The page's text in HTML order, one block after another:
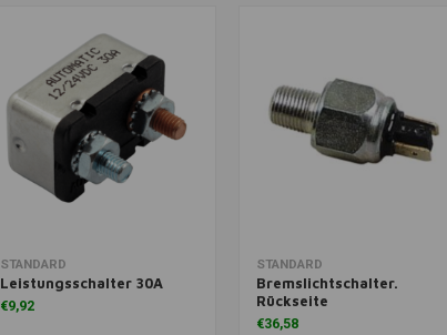
Zum Warenkorb hinzufügen
STANDARD
Leistungsschalter 30A
€9,92
Zum Warenkorb hinzufügen
STANDARD
Bremslichtschalter.
Rückseite
€36,58